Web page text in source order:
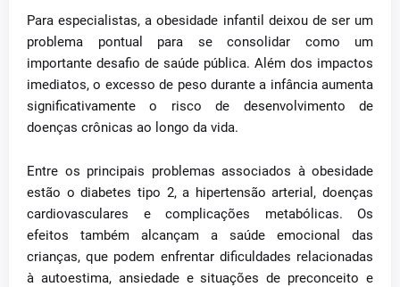
Para especialistas, a obesidade infantil deixou de ser um
problema pontual para se consolidar como um
importante desafio de saúde pública. Além dos impactos
imediatos, o excesso de peso durante a infância aumenta
significativamente o risco de desenvolvimento de
doenças crônicas ao longo da vida.
Entre os principais problemas associados à obesidade
estão o diabetes tipo 2, a hipertensão arterial, doenças
cardiovasculares e complicações metabólicas. Os
efeitos também alcançam a saúde emocional das
crianças, que podem enfrentar dificuldades relacionadas
à autoestima, ansiedade e situações de preconceito e